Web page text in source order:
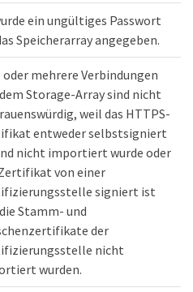
ein ungültiges Passwort
Speicherarray angegeben.
oder mehrere Verbindungen
Storage-Array sind nicht
weil das HTTPS-
entweder selbstsigniert
nicht importiert wurde oder
von einer
signiert ist
Stamm- und
der
nicht
wurden.